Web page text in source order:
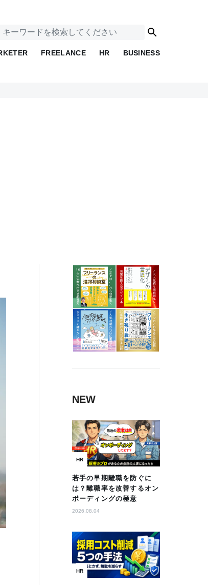
FREELANCE HR BUSINESS
NEW
HR
若手の早期離職を防ぐに
は？離職率を改善するオン
ボーディングの極意
2026.08.04
HR